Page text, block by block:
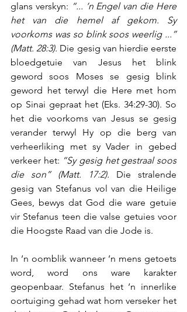
glans verskyn: “... ‘n Engel van die Here
het van die hemel af gekom. Sy
voorkoms was so blink soos weerlig ...”
(Matt. 28:3). Die gesig van hierdie eerste
bloedgetuie van Jesus het blink
geword soos Moses se gesig blink
geword het terwyl die Here met hom
op Sinai gepraat het (Eks. 34:29-30). So
het die voorkoms van Jesus se gesig
verander terwyl Hy op die berg van
verheerliking met sy Vader in gebed
verkeer het: “Sy gesig het gestraal soos
die son” (Matt. 17:2). Die stralende
gesig van Stefanus vol van die Heilige
Gees, bewys dat God die ware getuie
vir Stefanus teen die valse getuies voor
die Hoogste Raad van die Jode is.
In ‘n oomblik wanneer ‘n mens getoets
word, word ons ware karakter
geopenbaar. Stefanus het ‘n innerlike
oortuiging gehad wat hom verseker het